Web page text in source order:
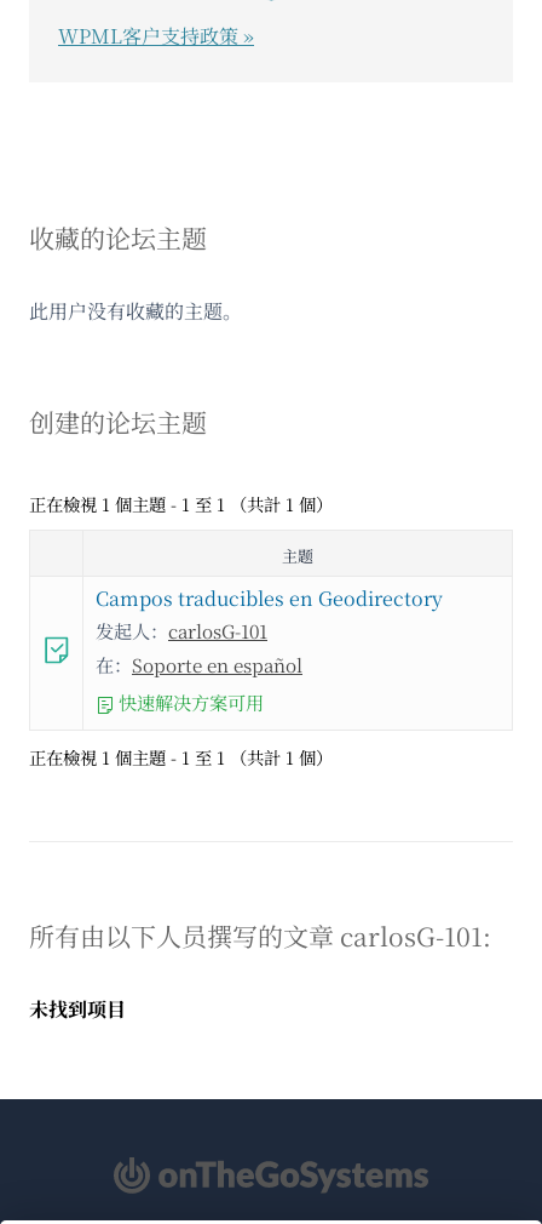
收藏的论坛主题
此用户没有收藏的主题。
创建的论坛主题
正在檢視 1 個主題 - 1 至 1 （共計 1 個）
主题
Campos traducibles en Geodirectory
发起人： carlosG-101
在： Soporte en español
快速解决方案可用
正在檢視 1 個主題 - 1 至 1 （共計 1 個）
所有由以下人员撰写的文章 carlosG-101:
未找到项目
WPML客户支持政策 »